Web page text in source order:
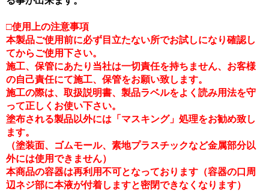
□使用上の注意事項
本製品ご使用前に必ず目立たない所でお試しになり確認し
てからご使用下さい。
施工、保管にあたり当社は一切責任を持ちません、お客様
の自己責任にて施工、保管をお願い致します。
施工の際は、取扱説明書、製品ラベルをよく読み用法を守
って正しくお使い下さい。
塗布される製品以外には「マスキング」処理をお勧め致し
ます。
（塗装面、ゴムモール、素地プラスチックなど金属部分以
外には使用できません）
本商品の容器は再利用不可となっております（容器の口周
辺ネジ部に本液が付着しますと密閉できなくなります）